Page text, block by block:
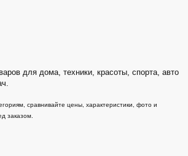
для дома, техники, красоты, спорта, авто
сравнивайте цены, характеристики, фото и
заказом.